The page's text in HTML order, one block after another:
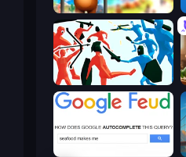
Crazy Zoo Monkey
Funny Battle Simulator